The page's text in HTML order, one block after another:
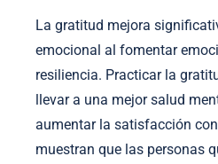
La gratitud mejora
emocional al fomentar
resiliencia. Practicar la
llevar a una mejor salud
aumentar la satisfacción
muestran que las personas